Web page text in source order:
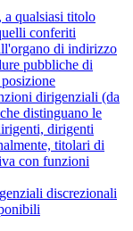
qualsiasi titolo
conferiti
di indirizzo
pubbliche di
dirigenziali (da
distinguano le
dirigenti
titolari di
con funzioni
discrezionali